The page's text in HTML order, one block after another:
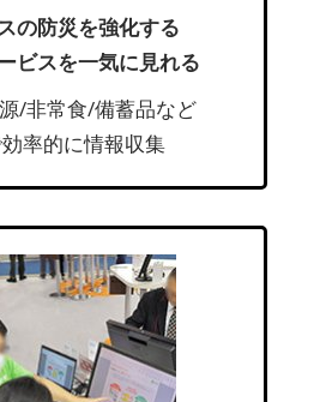
の防災を強化する
ビスを一気に見れる
/非常食/備蓄品など
率的に情報収集